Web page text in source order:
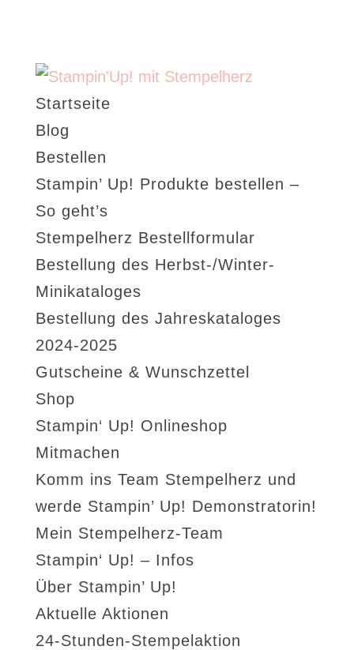
Startseite
Blog
Bestellen
Stampin’ Up! Produkte bestellen –
So geht’s
Stempelherz Bestellformular
Bestellung des Herbst-/Winter-
Minikataloges
Bestellung des Jahreskataloges
2024-2025
Gutscheine & Wunschzettel
Shop
Stampin‘ Up! Onlineshop
Mitmachen
Komm ins Team Stempelherz und
werde Stampin’ Up! Demonstratorin!
Mein Stempelherz-Team
Stampin‘ Up! – Infos
Über Stampin’ Up!
Aktuelle Aktionen
24-Stunden-Stempelaktion